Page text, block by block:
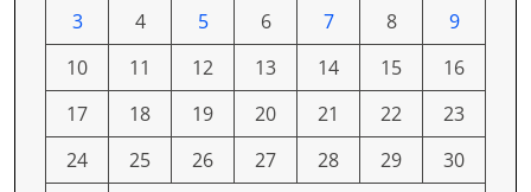
3 4 5 6 7 8
9
10
11 12 13 14 15
16
17
18 19 20 21 22
23
24
25 26 27 28 29
30